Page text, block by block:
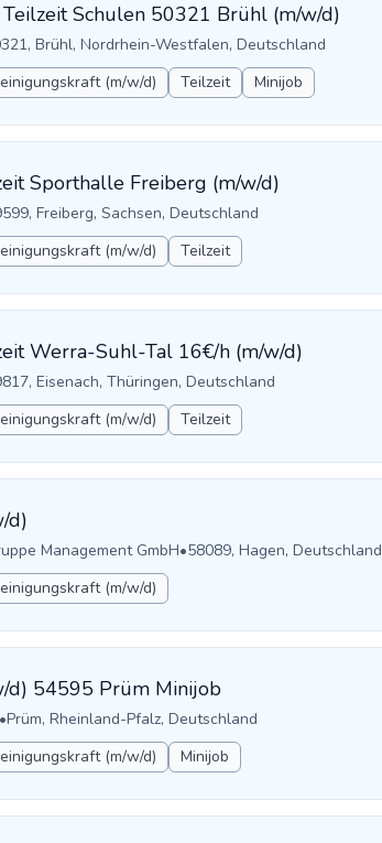
Schulen 50321 Brühl (m/w/d)
Brühl, Nordrhein-Westfalen, Deutschland
(m/w/d) Teilzeit Minijob
Sporthalle Freiberg (m/w/d)
Freiberg, Sachsen, Deutschland
(m/w/d) Teilzeit
Werra-Suhl-Tal 16€/h (m/w/d)
Eisenach, Thüringen, Deutschland
(m/w/d) Teilzeit
d)
Management GmbH•58089, Hagen, Deutschland
(m/w/d)
d) 54595 Prüm Minijob
•Prüm, Rheinland-Pfalz, Deutschland
(m/w/d) Minijob